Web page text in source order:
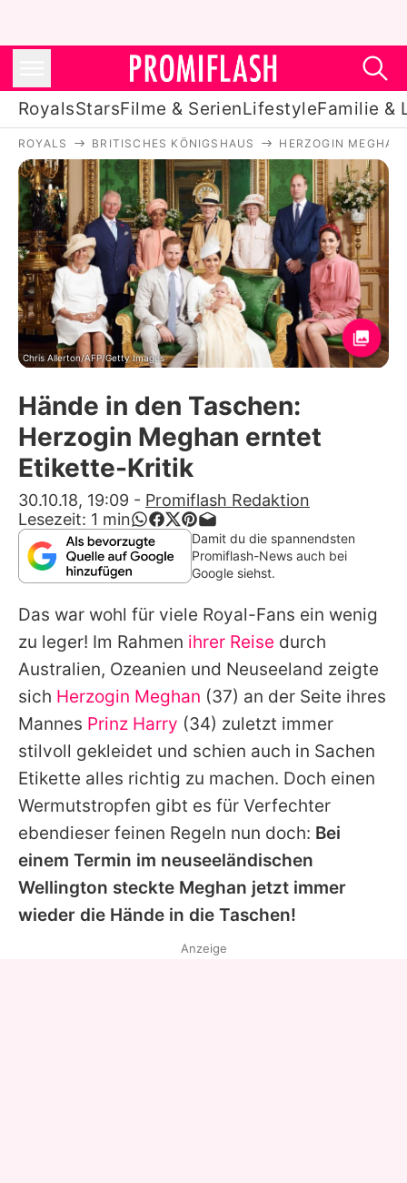
RoyalsStarsFilme & SerienLifestyleFamilie &
Royals
Stars
Filme & Serien
Lifestyle
Familie & Liebe
Promiflash Exklusiv
Alle Themen auf Promiflash
Jobs
App runterladen
Team
Redaktionelle Richtlinien
Impressum
Datenschutzerklärung
Nutzungsbedingungen
Utiq verwalten
ROYALS BRITISCHES KÖNIGSHAUS HERZOGIN MEGHAN
Chris Allerton/AFP/Getty Images
Hände in den Taschen:
Herzogin Meghan erntet
Etikette-Kritik
30.10.18, 19:09 - Promiflash Redaktion
Lesezeit: 1 min
Damit du die spannendsten
Promiflash-News auch bei
Google siehst.
Das war wohl für viele Royal-Fans ein wenig
zu leger! Im Rahmen ihrer Reise durch
Australien, Ozeanien und Neuseeland zeigte
sich Herzogin Meghan (37) an der Seite ihres
Mannes Prinz Harry (34) zuletzt immer
stilvoll gekleidet und schien auch in Sachen
Etikette alles richtig zu machen. Doch einen
Wermutstropfen gibt es für Verfechter
ebendieser feinen Regeln nun doch: Bei
einem Termin im neuseeländischen
Wellington steckte Meghan jetzt immer
wieder die Hände in die Taschen!
Anzeige